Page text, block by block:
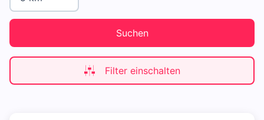
Suchen
Filter einschalten